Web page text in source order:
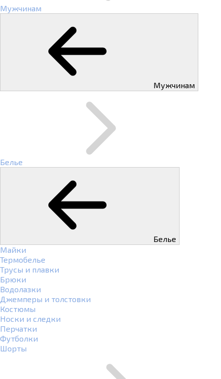
Мужчинам
Мужчинам
Белье
Белье
Майки
Термобелье
Трусы и плавки
Брюки
Водолазки
Джемперы и толстовки
Костюмы
Носки и следки
Перчатки
Футболки
Шорты